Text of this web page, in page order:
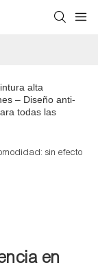
alta
– Diseño anti-
todas las
sin efecto
en